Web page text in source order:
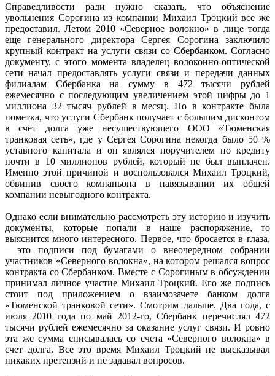
Справедливости ради нужно сказать, что объяснение
увольнения Сорогина из компании Михаил Троцкий все же
предоставил. Летом 2010 «Северное волокно» в лице тогда
еще генерального директора Сергея Сорогина заключило
крупный контракт на услуги связи со Сбербанком. Согласно
документу, с этого момента владелец волоконно-оптической
сети начал предоставлять услуги связи и передачи данных
филиалам Сбербанка на сумму в 472 тысячи рублей
ежемесячно с последующим увеличением этой цифры до 1
миллиона 32 тысяч рублей в месяц. Но в контракте была
пометка, что услуги Сбербанк получает с большим дисконтом
в счет долга уже несуществующего ООО «Тюменская
транковая сеть», где у Сергея Сорогина некогда было 50 %
уставного капитала и он являлся поручителем по кредиту
почти в 10 миллионов рублей, который не был выплачен.
Именно этой причиной и воспользовался Михаил Троцкий,
обвинив своего компаньона в навязывании их общей
компании невыгодного контракта.
Однако если внимательно рассмотреть эту историю и изучить
документы, которые попали в наше распоряжение, то
выяснится много интересного. Первое, что бросается в глаза,
– это подписи под бумагами о внеочередном собрании
участников «Северного волокна», на котором решался вопрос
контракта со Сбербанком. Вместе с Сорогиным в обсуждении
принимал личное участие Михаил Троцкий. Его же подпись
стоит под приложением о взаимозачете банком долга
«Тюменской транковой сети». Смотрим дальше. Два года, с
июля 2010 года по май 2012-го, Сбербанк перечислял 472
тысячи рублей ежемесячно за оказание услуг связи. И ровно
эта же сумма списывалась со счета «Северного волокна» в
счет долга. Все это время Михаил Троцкий не высказывал
никаких претензий и не задавал вопросов.